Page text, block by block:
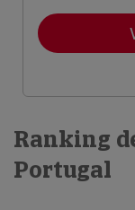
Ranking
Portugal